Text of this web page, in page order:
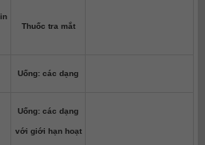
Thuốc tra mắt
Uống: các dạng
Uống: các dạng
với giới hạn hoạt